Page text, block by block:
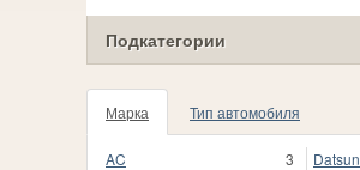
Подкатегории
Марка Тип автомобиля
AC
3
Datsun